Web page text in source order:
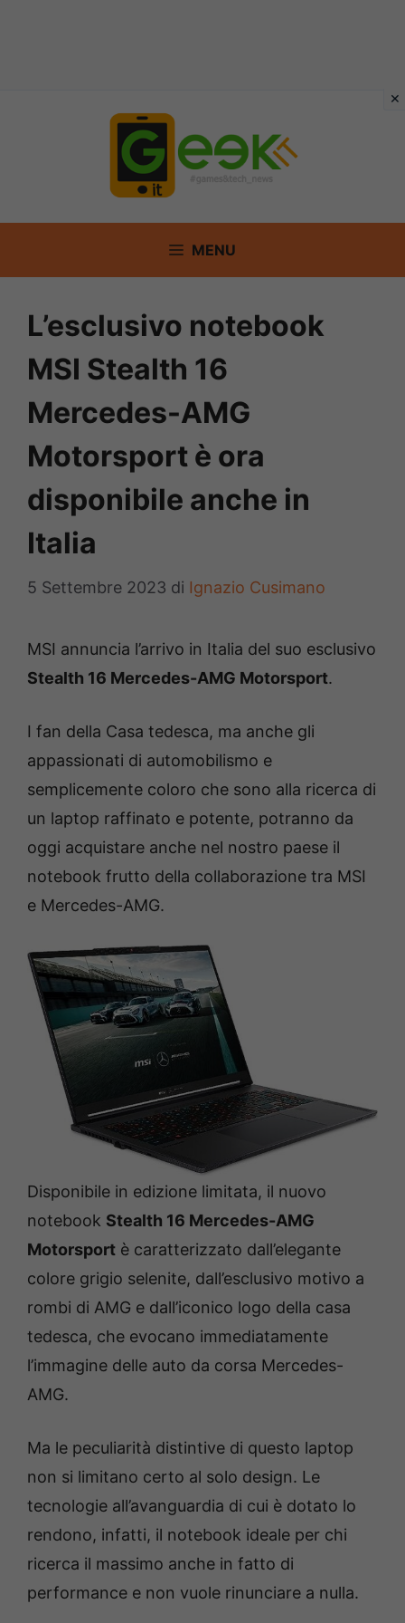
MENU
L’esclusivo notebook
MSI Stealth 16
Mercedes-AMG
Motorsport è ora
disponibile anche in
Italia
5 Settembre 2023 di Ignazio Cusimano
MSI annuncia l’arrivo in Italia del suo esclusivo
Stealth 16 Mercedes-AMG Motorsport.
I fan della Casa tedesca, ma anche gli
appassionati di automobilismo e
semplicemente coloro che sono alla ricerca di
un laptop raffinato e potente, potranno da
oggi acquistare anche nel nostro paese il
notebook frutto della collaborazione tra MSI
e Mercedes-AMG.
Disponibile in edizione limitata, il nuovo
notebook Stealth 16 Mercedes-AMG
Motorsport è caratterizzato dall’elegante
colore grigio selenite, dall’esclusivo motivo a
rombi di AMG e dall’iconico logo della casa
tedesca, che evocano immediatamente
l’immagine delle auto da corsa Mercedes-
AMG.
Ma le peculiarità distintive di questo laptop
non si limitano certo al solo design. Le
tecnologie all’avanguardia di cui è dotato lo
rendono, infatti, il notebook ideale per chi
ricerca il massimo anche in fatto di
performance e non vuole rinunciare a nulla.